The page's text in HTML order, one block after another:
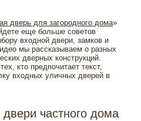
дверь для загородного дома»
еще больше советов
входной двери, замков и
мы рассказываем о разных
дверных конструкций.
кто предпочитает текст,
входных уличных дверей в
частного дома